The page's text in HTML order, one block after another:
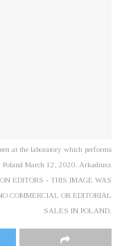
at the laboratory which performs
March 12, 2020. Arkadiusz
EDITORS - THIS IMAGE WAS
COMMERCIAL OR EDITORIAL
SALES IN POLAND.